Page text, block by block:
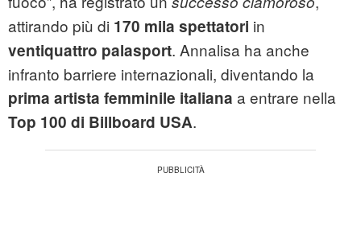
attirando più di 170 mila spettatori in
ventiquattro palasport. Annalisa ha anche
infranto barriere internazionali, diventando la
prima artista femminile italiana a entrare nella
Top 100 di Billboard USA.